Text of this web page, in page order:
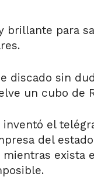
brillante para
discado sin
un cubo de
el
del